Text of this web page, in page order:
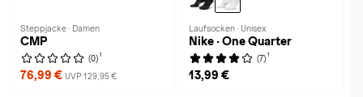
Steppjacke · Damen
CMP
(0) 1
76,99 € UVP 129,95 €
Laufsocken · Unisex
Nike · One Quarter
(7) 1
13,99 €